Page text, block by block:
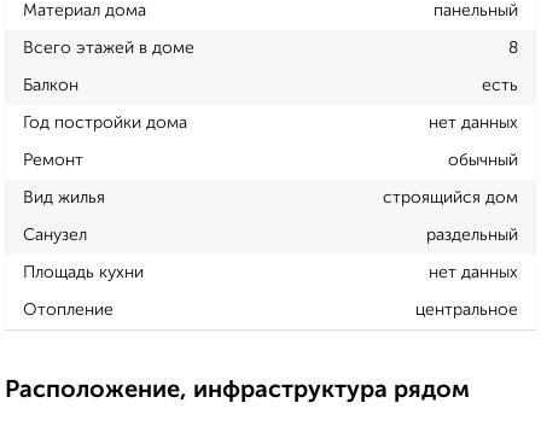
Материал дома панельный
Всего этажей в доме 8
Балкон есть
Год постройки дома нет данных
Ремонт обычный
Вид жилья строящийся дом
Санузел раздельный
Площадь кухни нет данных
Отопление центральное
Расположение, инфраструктура рядом